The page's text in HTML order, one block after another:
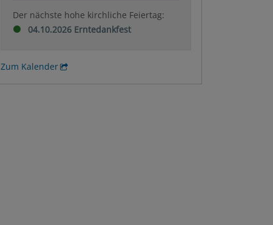
Der nächste hohe kirchliche Feiertag:
04.10.2026 Erntedankfest
Zum Kalender